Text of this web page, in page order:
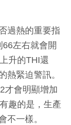
過熱的重要指
66左右就會開
升的THI還
熱緊迫警訊。
才會明顯增加
趣的是，生產
不一樣。